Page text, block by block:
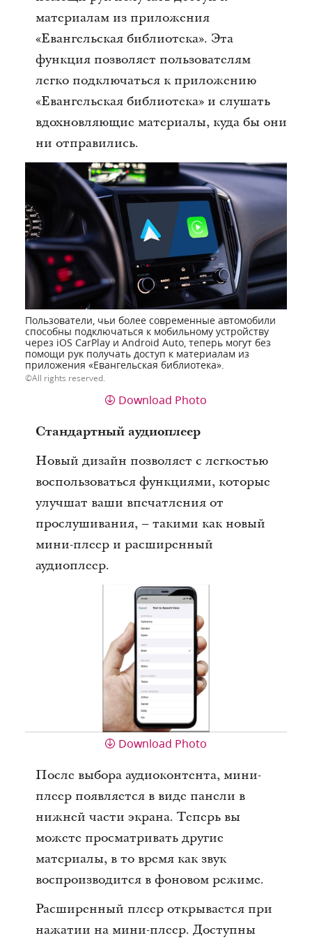
материалам из приложения
«Евангельская библиотека». Эта
функция позволяет пользователям
легко подключаться к приложению
«Евангельская библиотека» и слушать
вдохновляющие материалы, куда бы они
ни отправились.
Пользователи, чьи более современные автомобили
способны подключаться к мобильному устройству
через iOS CarPlay и Android Auto, теперь могут без
помощи рук получать доступ к материалам из
приложения «Евангельская библиотека».
All rights reserved.
Download Photo
Стандартный аудиоплеер
Новый дизайн позволяет с легкостью
воспользоваться функциями, которые
улучшат ваши впечатления от
прослушивания, – такими как новый
мини-плеер и расширенный
аудиоплеер.
Download Photo
После выбора аудиоконтента, мини-
плеер появляется в виде панели в
нижней части экрана. Теперь вы
можете просматривать другие
материалы, в то время как звук
воспроизводится в фоновом режиме.
Расширенный плеер открывается при
нажатии на мини-плеер. Доступны